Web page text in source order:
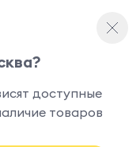
доступные
товаров